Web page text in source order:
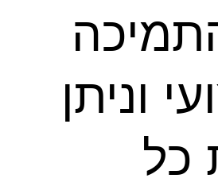
וניתן
כל